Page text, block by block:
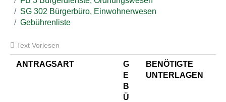
SG 302 Bürgerbüro, Einwohnerwesen
Gebührenliste
Text Vorlesen
ANTRAGSART
G
E
B
Ü
BENÖTIGTE
UNTERLAGEN